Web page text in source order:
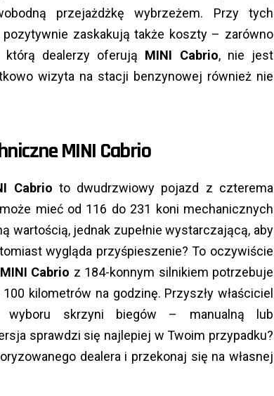
przejażdżkę wybrzeżem. Przy tych
zaskakują także koszty – zarówno
którą dealerzy oferują MINI Cabrio, nie jest
wizyta na stacji benzynowej również nie
MINI Cabrio
Cabrio to dwudrzwiowy pojazd z czterema
mieć od 116 do 231 koni mechanicznych
wartością, jednak zupełnie wystarczającą, aby
wygląda przyśpieszenie? To oczywiście
MINI Cabrio z 184-konnym silnikiem potrzebuje
kilometrów na godzinę. Przyszły właściciel
wyboru skrzyni biegów – manualną lub
sprawdzi się najlepiej w Twoim przypadku?
dealera i przekonaj się na własnej